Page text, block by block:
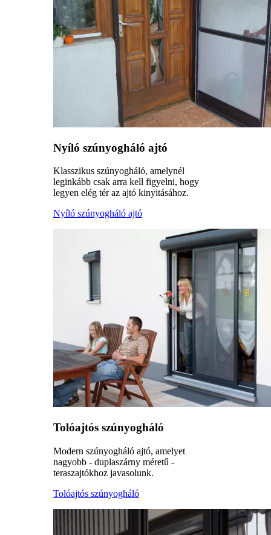
Nyíló szúnyogháló ajtó
Klasszikus szúnyogháló, amelynél
leginkább csak arra kell figyelni, hogy
legyen elég tér az ajtó kinyitásához.
Nyíló szúnyogháló ajtó
Tolóajtós szúnyogháló
Modern szúnyogháló ajtó, amelyet
nagyobb - duplaszárny méretű -
teraszajtókhoz javasolunk.
Tolóajtós szúnyogháló